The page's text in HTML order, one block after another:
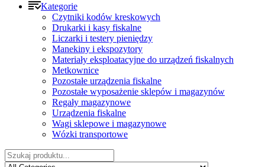
Kategorie
Czytniki kodów kreskowych
Drukarki i kasy fiskalne
Liczarki i testery pieniędzy
Manekiny i ekspozytory
Materiały eksploatacyjne do urządzeń fiskalnych
Metkownice
Pozostałe urządzenia fiskalne
Pozostałe wyposażenie sklepów i magazynów
Regały magazynowe
Urządzenia fiskalne
Wagi sklepowe i magazynowe
Wózki transportowe